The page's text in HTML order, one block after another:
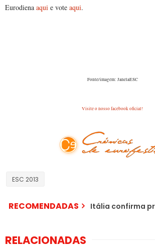
Eurodiena aqui e vote aqui.
Fonte/imagem: JanelaESC
Visite o nosso facebook oficial!
ESC 2013
RECOMENDADAS Itália confirma
RELACIONADAS